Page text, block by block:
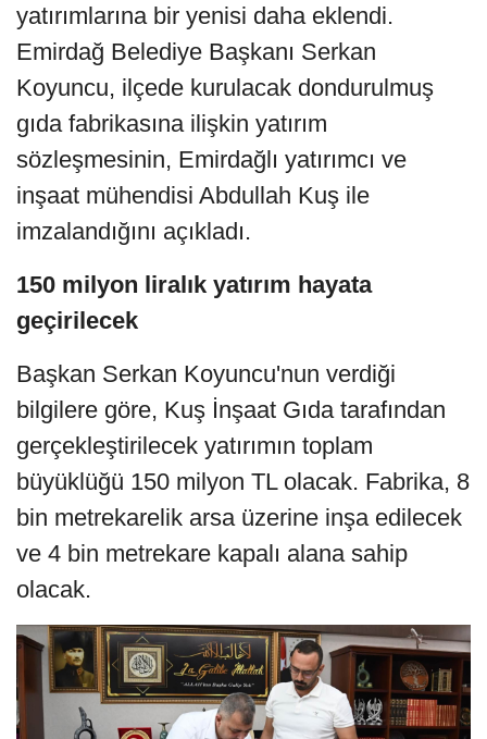
yatırımlarına bir yenisi daha eklendi.
Emirdağ Belediye Başkanı Serkan
Koyuncu, ilçede kurulacak dondurulmuş
gıda fabrikasına ilişkin yatırım
sözleşmesinin, Emirdağlı yatırımcı ve
inşaat mühendisi Abdullah Kuş ile
imzalandığını açıkladı.
150 milyon liralık yatırım hayata
geçirilecek
Başkan Serkan Koyuncu'nun verdiği
bilgilere göre, Kuş İnşaat Gıda tarafından
gerçekleştirilecek yatırımın toplam
büyüklüğü 150 milyon TL olacak. Fabrika, 8
bin metrekarelik arsa üzerine inşa edilecek
ve 4 bin metrekare kapalı alana sahip
olacak.